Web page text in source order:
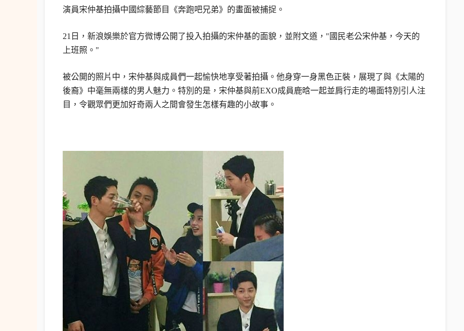
演員宋仲基拍攝中國綜藝節目《奔跑吧兄弟》的畫面被捕捉。
21日，新浪娛樂於官方微博公開了投入拍攝的宋仲基的面貌，並附文道，"國民老公宋仲基，今天的
上班照。"
被公開的照片中，宋仲基與成員們一起愉快地享受著拍攝。他身穿一身黑色正裝，展現了與《太陽的
後裔》中毫無兩樣的男人魅力。特別的是，宋仲基與前EXO成員鹿晗一起並肩行走的場面特別引人注
目，令觀眾們更加好奇兩人之間會發生怎樣有趣的小故事。